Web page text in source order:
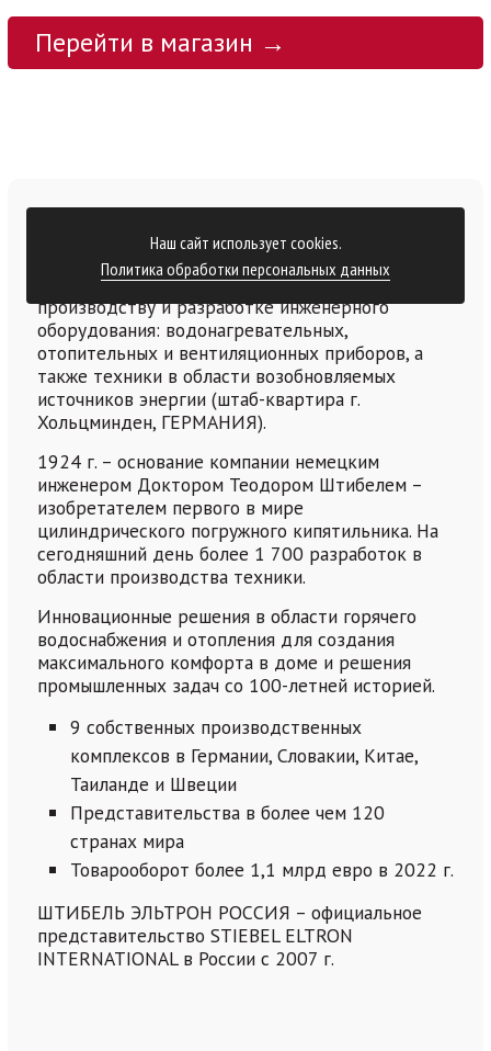
Перейти в магазин →
Больше о нас
STIEBEL ELTRON – мировой лидер по
производству и разработке инженерного
оборудования: водонагревательных,
отопительных и вентиляционных приборов, а
также техники в области возобновляемых
источников энергии (штаб-квартира г.
Хольцминден, ГЕРМАНИЯ).
1924 г. – основание компании немецким
инженером Доктором Теодором Штибелем –
изобретателем первого в мире
цилиндрического погружного кипятильника. На
сегодняшний день более 1 700 разработок в
области производства техники.
Инновационные решения в области горячего
водоснабжения и отопления для создания
максимального комфорта в доме и решения
промышленных задач со 100-летней историей.
9 собственных производственных
комплексов в Германии, Словакии, Китае,
Таиланде и Швеции
Представительства в более чем 120
странах мира
Товарооборот более 1,1 млрд евро в 2022 г.
ШТИБЕЛЬ ЭЛЬТРОН РОССИЯ – официальное
представительство STIEBEL ELTRON
INTERNATIONAL в России с 2007 г.
Наш сайт использует cookies.
Политика обработки персональных данных